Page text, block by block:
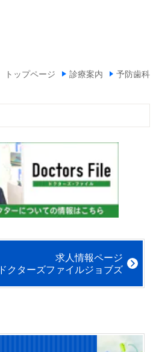
トップページ 診療案内 予防歯科
求人情報ページ
ドクターズファイルジョブズ